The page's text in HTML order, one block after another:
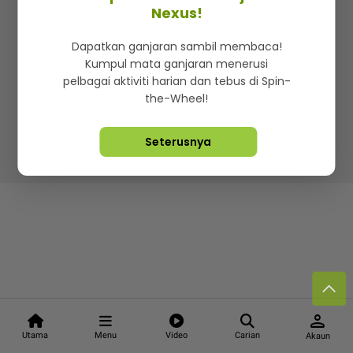
Utama Menu Video Carian
person
Akaun
Iklan di SMG360
Terma & Syarat Dasar Privasi
Lebih hot, viral dan sensasi
Hakcipta Terpelihara ©2026. Star Media Group Berhad
Nexus!
Dapatkan ganjaran sambil membaca!
Kumpul mata ganjaran menerusi
pelbagai aktiviti harian dan tebus di Spin-
the-Wheel!
Seterusnya